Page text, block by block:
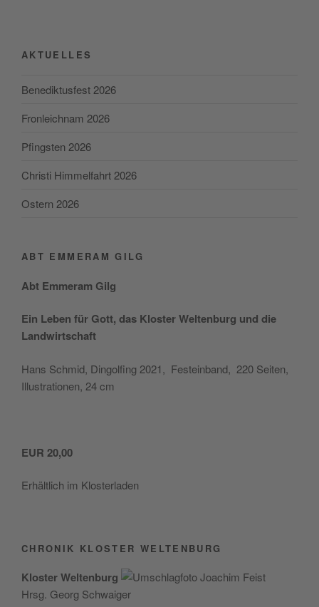
AKTUELLES
Benediktusfest 2026
Fronleichnam 2026
Pfingsten 2026
Christi Himmelfahrt 2026
Ostern 2026
ABT EMMERAM GILG
Abt Emmer­am Gilg
Ein Leben für Gott, das Klos­ter Wel­ten­burg und die
Landwirtschaft
Hans Schmid, Din­gol­fing 2021, Fest­ein­band, 220 Sei­ten,
Illus­tra­tio­nen, 24 cm
EUR 20,00
Erhält­lich im Klosterladen
CHRONIK KLOSTER WELTENBURG
Klos­ter Wel­ten­burg
Hrsg. Georg Schwaiger